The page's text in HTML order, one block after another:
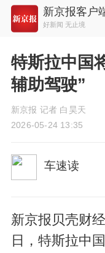
新京报客户
好新闻 无止境
特斯拉中国
辅助驾驶”
新京报 记者 白昊天
2026-05-24 13:35
车速读
新京报贝壳财
日，特斯拉中